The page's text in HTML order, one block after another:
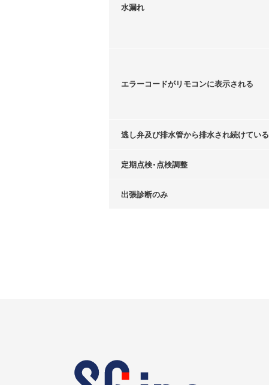
水漏れ
エラーコードがリモコンに表示される
逃し弁及び排水管から排水され続けている
定期点検・点検調整
出張診断のみ